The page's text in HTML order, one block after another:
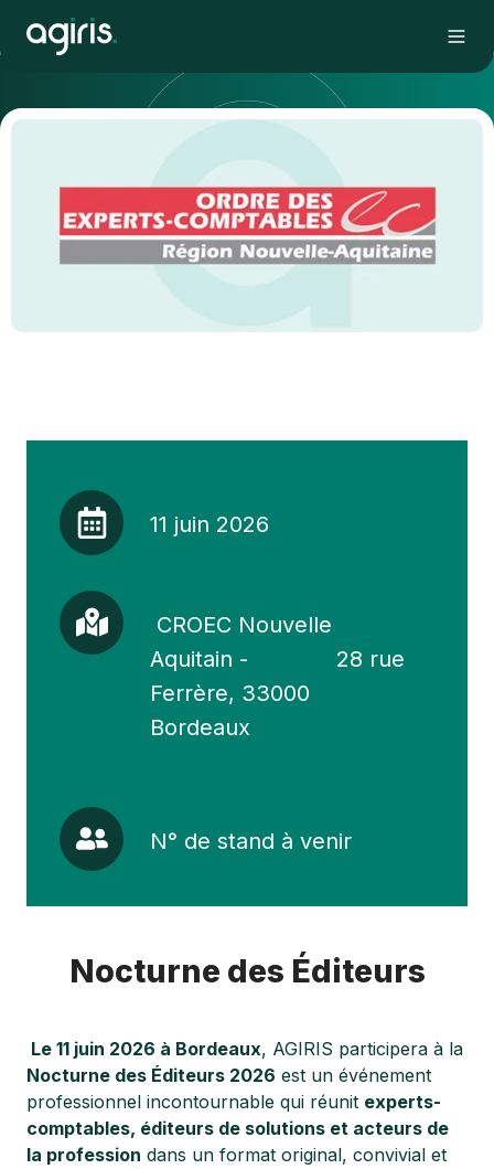
11 juin 2026
11
juin
2026
CROEC Nouvelle
Aquitain -
28 rue
Ferrère, 33000
Bordeaux
CROEC
Nouvelle
Aquitain
Bordeaux
N° de stand à venir
N°
de
stand
Nocturne des Éditeurs
Le 11 juin 2026 à Bordeaux, AGIRIS participera à la
Nocturne des Éditeurs 2026 est un événement
professionnel incontournable qui réunit experts-
comptables, éditeurs de solutions et acteurs de
la profession dans un format original, convivial et